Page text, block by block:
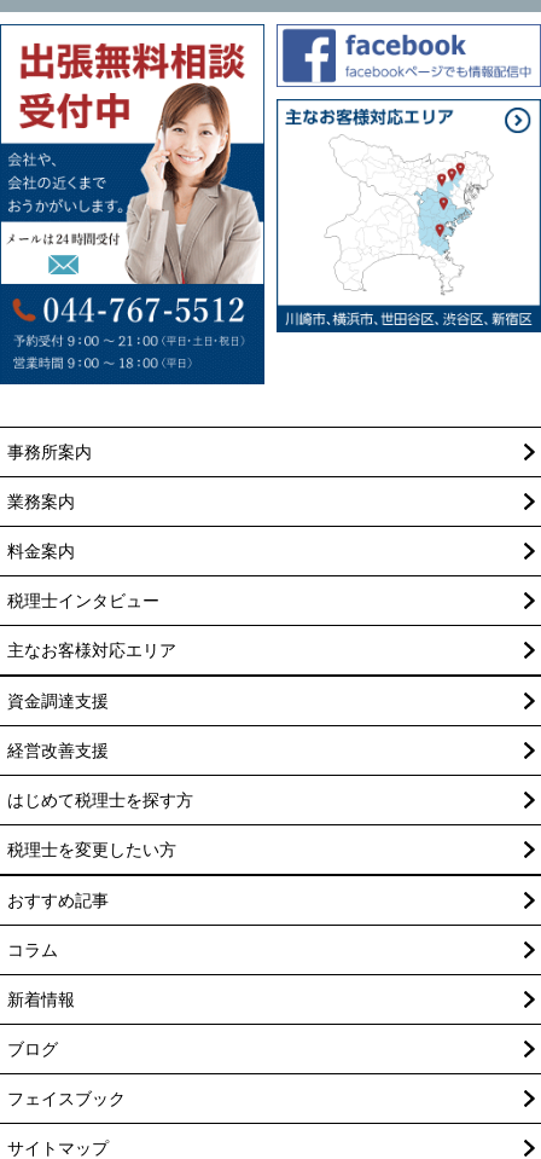
事務所案内
業務案内
料金案内
税理士インタビュー
主なお客様対応エリア
資金調達支援
経営改善支援
はじめて税理士を探す方
税理士を変更したい方
おすすめ記事
コラム
新着情報
ブログ
フェイスブック
サイトマップ